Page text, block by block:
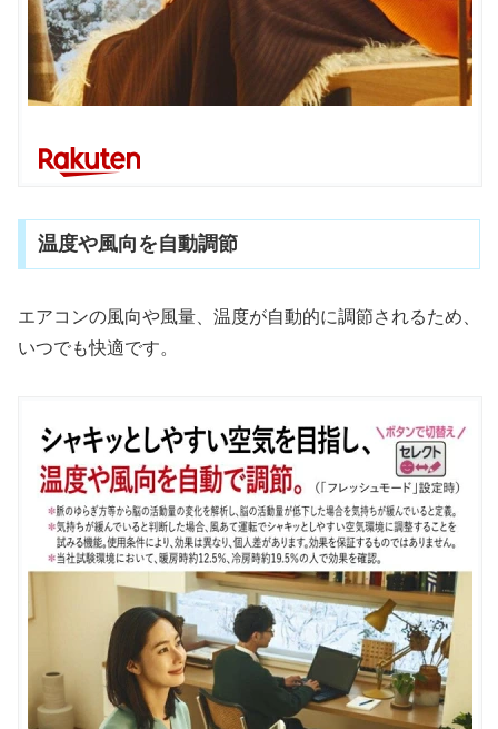
温度や風向を自動調節
エアコンの風向や風量、温度が自動的に調節されるため、
いつでも快適です。